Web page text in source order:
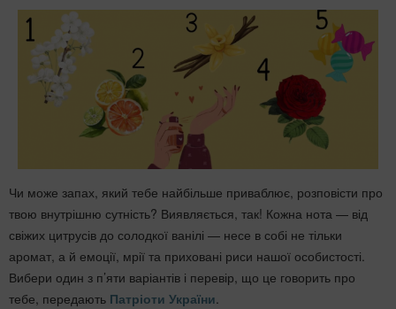
Чи може запах, який тебе найбільше приваблює, розповісти про
твою внутрішню сутність? Виявляється, так! Кожна нота — від
свіжих цитрусів до солодкої ванілі — несе в собі не тільки
аромат, а й емоції, мрії та приховані риси нашої особистості.
Вибери один з п’яти варіантів і перевір, що це говорить про
тебе, передають Патріоти України.